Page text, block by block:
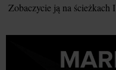
Zobaczycie ją na ścieżkach I